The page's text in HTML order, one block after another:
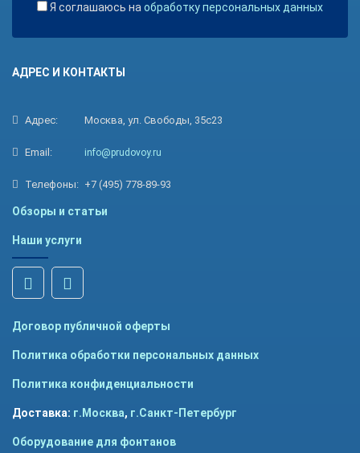
Я соглашаюсь на обработку персональных данных
АДРЕС И КОНТАКТЫ
Адрес: Москва, ул. Свободы, 35с23
Email: info@prudovoy.ru
Телефоны: +7 (495) 778-89-93
Обзоры и статьи
Наши услуги
Договор публичной оферты
Политика обработки персональных данных
Политика конфиденциальности
Доставка: г.Москва, г.Санкт-Петербург
Оборудование для фонтанов